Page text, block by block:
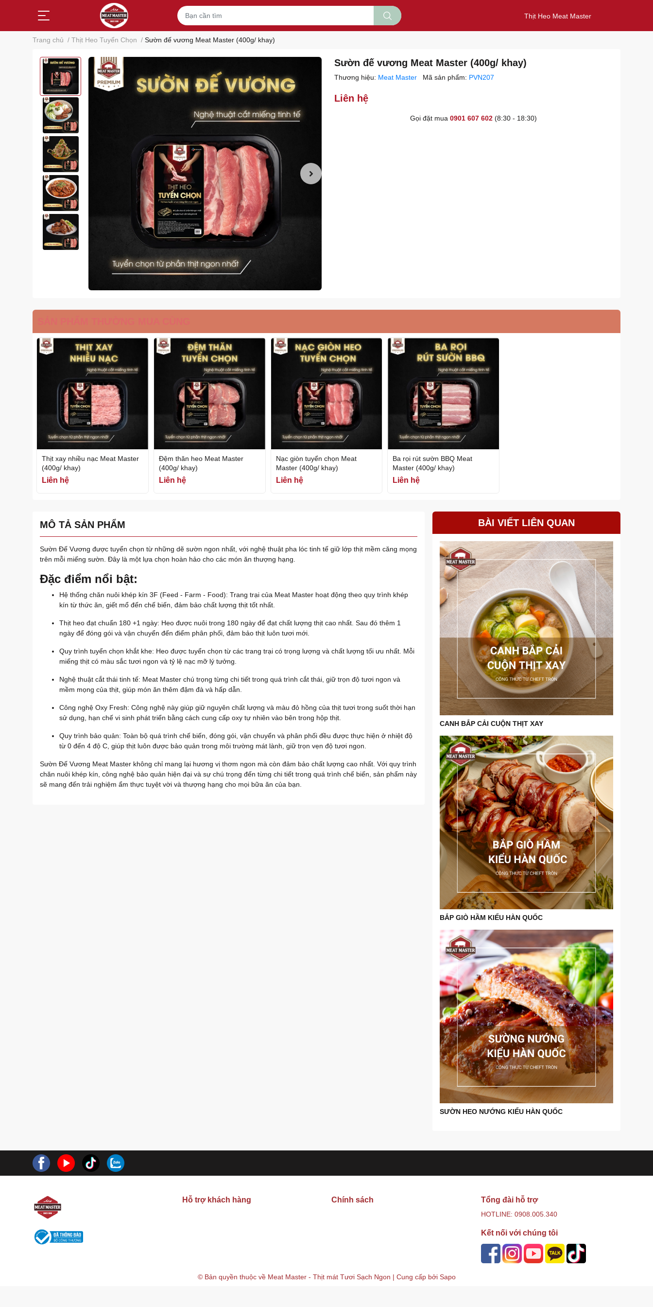
Thịt Heo Meat Master
Trang chủ / Thịt Heo Tuyển Chọn / Sườn đế vương Meat Master (400g/ khay)
Sườn đế vương Meat Master (400g/ khay)
Thương hiệu: Meat Master Mã sản phẩm: PVN207
Liên hệ
Gọi đặt mua 0901 607 602 (8:30 - 18:30)
Thịt xay nhiều nạc Meat Master
(400g/ khay)
Liên hệ
Đệm thăn heo Meat Master
(400g/ khay)
Liên hệ
Nạc giòn tuyển chọn Meat
Master (400g/ khay)
Liên hệ
Ba rọi rút sườn BBQ Meat
Master (400g/ khay)
Liên hệ
MÔ TẢ SẢN PHẨM
Sườn Đế Vương được tuyển chọn từ những dẽ sườn ngon nhất, với nghệ thuật pha lóc tinh tế giữ lớp thịt mềm căng mọng
trên mỗi miếng sườn. Đây là một lựa chọn hoàn hảo cho các món ăn thượng hạng.
Đặc điểm nổi bật:
Hệ thống chăn nuôi khép kín 3F (Feed - Farm - Food): Trang trại của Meat Master hoạt động theo quy trình khép
kín từ thức ăn, giết mổ đến chế biến, đảm bảo chất lượng thịt tốt nhất.
Thịt heo đạt chuẩn 180 +1 ngày: Heo được nuôi trong 180 ngày để đạt chất lượng thịt cao nhất. Sau đó thêm 1
ngày để đóng gói và vận chuyển đến điểm phân phối, đảm bảo thịt luôn tươi mới.
Quy trình tuyển chọn khắt khe: Heo được tuyển chọn từ các trang trại có trọng lượng và chất lượng tối ưu nhất. Mỗi
miếng thịt có màu sắc tươi ngon và tỷ lệ nạc mỡ lý tưởng.
Nghệ thuật cắt thái tinh tế: Meat Master chú trọng từng chi tiết trong quá trình cắt thái, giữ trọn độ tươi ngon và
mềm mọng của thịt, giúp món ăn thêm đậm đà và hấp dẫn.
Công nghệ Oxy Fresh: Công nghệ này giúp giữ nguyên chất lượng và màu đỏ hồng của thịt tươi trong suốt thời hạn
sử dụng, hạn chế vi sinh phát triển bằng cách cung cấp oxy tự nhiên vào bên trong hộp thịt.
Quy trình bảo quản: Toàn bộ quá trình chế biến, đóng gói, vận chuyển và phân phối đều được thực hiện ở nhiệt độ
từ 0 đến 4 độ C, giúp thịt luôn được bảo quản trong môi trường mát lành, giữ trọn vẹn độ tươi ngon.
Sườn Đế Vương Meat Master không chỉ mang lại hương vị thơm ngon mà còn đảm bảo chất lượng cao nhất. Với quy trình
chăn nuôi khép kín, công nghệ bảo quản hiện đại và sự chú trọng đến từng chi tiết trong quá trình chế biến, sản phẩm này
sẽ mang đến trải nghiệm ẩm thực tuyệt vời và thượng hạng cho mọi bữa ăn của bạn.
BÀI VIẾT LIÊN QUAN
CANH BẮP CẢI CUỘN THỊT XAY
BẮP GIÒ HẦM KIỂU HÀN QUỐC
SƯỜN HEO NƯỚNG KIỂU HÀN QUỐC
Hỗ trợ khách hàng Chính sách Tổng đài hỗ trợ
HOTLINE: 0908.005.340
Kết nối với chúng tôi
© Bản quyền thuộc về Meat Master - Thịt mát Tươi Sạch Ngon | Cung cấp bởi Sapo